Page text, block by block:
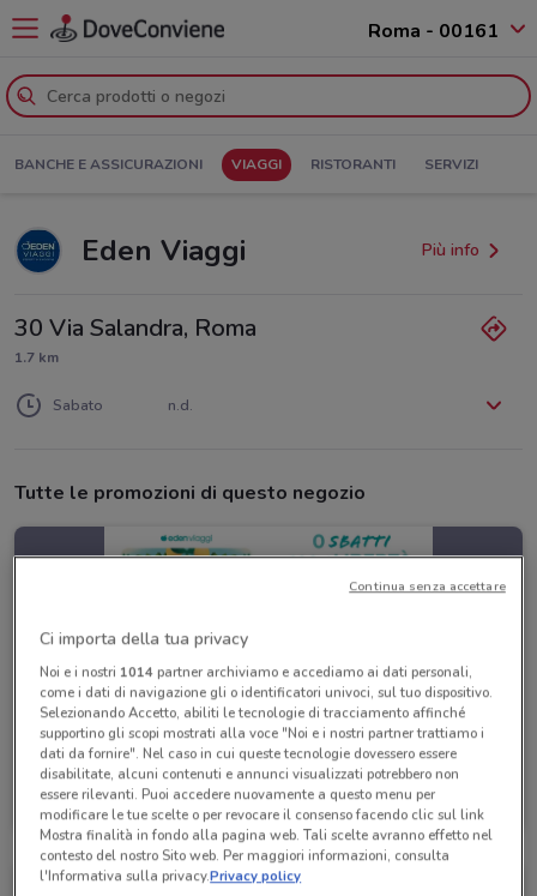
Roma - 00161
BANCHE E ASSICURAZIONI VIAGGI RISTORANTI SERVIZI
Eden Viaggi Più info
30 Via Salandra, Roma
1.7 km
Sabato n.d.
Tutte le promozioni di questo negozio
Eden Viaggi
Scade il 30/04 530 m
Ci importa della tua privacy
Noi e i nostri 1014partner archiviamo e accediamo ai dati personali,
come i dati di navigazione gli o identificatori univoci, sul tuo dispositivo.
Selezionando Accetto, abiliti le tecnologie di tracciamento affinché
supportino gli scopi mostrati alla voce "Noi e i nostri partner trattiamo i
dati da fornire". Nel caso in cui queste tecnologie dovessero essere
disabilitate, alcuni contenuti e annunci visualizzati potrebbero non
essere rilevanti. Puoi accedere nuovamente a questo menu per
modificare le tue scelte o per revocare il consenso facendo clic sul link
Mostra finalità in fondo alla pagina web. Tali scelte avranno effetto nel
contesto del nostro Sito web. Per maggiori informazioni, consulta
l'Informativa sulla privacy.Privacy policy
Continua senza accettare